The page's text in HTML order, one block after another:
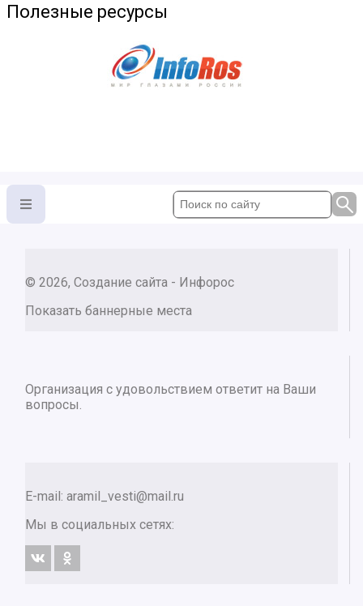
Полезные ресурсы
© 2026, Создание сайта - Инфорос
Показать баннерные места
Организация с удовольствием ответит на Ваши
вопросы.
E-mail: aramil_vesti@mail.ru
Мы в социальных сетях: